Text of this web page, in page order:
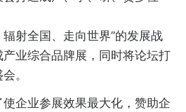
射全国、走向世界”的发展战
业综合品牌展，同时将论坛打
。
企业参展效果最大化，赞助企